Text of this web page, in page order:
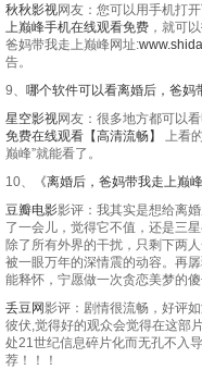
秋秋影视网友：您可以用手机打开
上巅峰手机在线观看免费 ，就可
爸妈带我走上巅峰网址:
告。
9、 哪个软件可以看离婚后，爸妈
星空影视网友：很多地方都可以
免费在线观看【高清流畅】
上看
巅峰”就能看了。
10、
《离婚后，爸妈带我走上巅
豆瓣电影影评：我其实是想给离
了一会儿，觉得它不值，还是三
除了所有外界的干扰，只剩下两
被一眼万年的深情震的动容。再
能释怀，宁愿做一次贪恋美梦的
丢豆网影评：剧情很流畅，好评
彼伏,觉得好的观众会觉得在这部
处21世纪信息碎片化而无孔不入
荐！！！